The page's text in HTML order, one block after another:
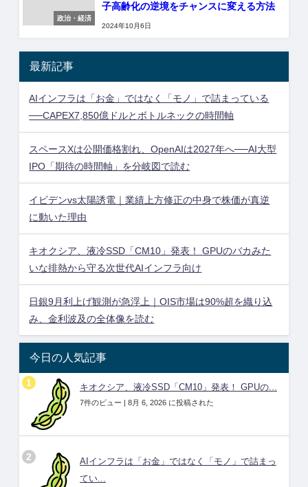
政治・経済
子高齢化の逆境をチャンスに変える方法
2024年10月6日
最新記事
AIインフラは「お金」ではなく「モノ」で詰まっている
──CAPEX7,850億ドルとボトルネックの時間軸
スペースXは公開価格割れ、OpenAIは2027年へ──AI大型
IPO「期待の時間軸」を分岐図で読む
イビデンvs太陽誘電｜業績上方修正の中身で株価が真逆
に動いた理由
キオクシア、液冷SSD「CM10」発表！ GPUのバカみた
いな排熱から守る次世代AIインフラ向け
日銀9月利上げ観測が急浮上｜OIS市場は90%超を織り込
み、金利波及の全体像を読む
今日の人気記事
キオクシア、液冷SSD「CM10」発表！ GPUの...
7件のビュー | 8月 6, 2026 に投稿された
AIインフラは「お金」ではなく「モノ」で詰まっ
てい...